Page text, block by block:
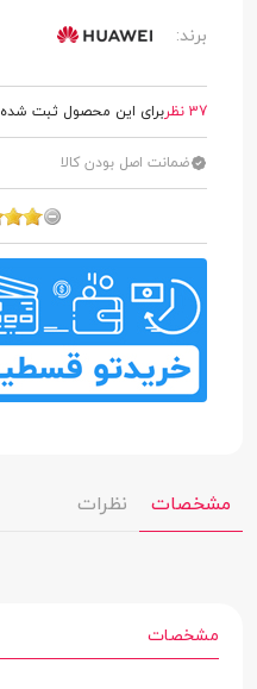
برند:
37 نظر برای این محصول ثبت شده
ضمانت اصل بودن کالا
مشخصات نظرات
مشخصات